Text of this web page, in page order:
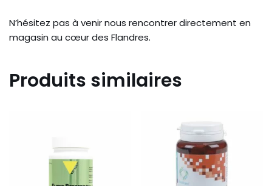
N’hésitez pas à venir nous rencontrer directement en
magasin au cœur des Flandres.
Produits similaires